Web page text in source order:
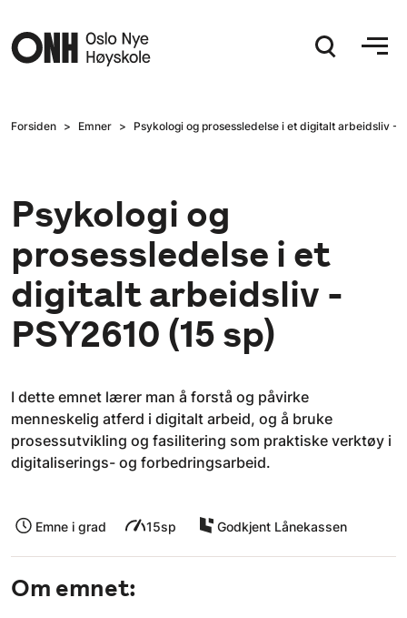
Forsiden Emner Psykologi og prosessledelse i et digitalt arbeidsliv -
Psykologi og
prosessledelse i et
digitalt arbeidsliv -
PSY2610 (15 sp)
I dette emnet lærer man å forstå og påvirke
menneskelig atferd i digitalt arbeid, og å bruke
prosessutvikling og fasilitering som praktiske verktøy i
digitaliserings- og forbedringsarbeid.
Emne i grad 15sp Godkjent Lånekassen
Om emnet: